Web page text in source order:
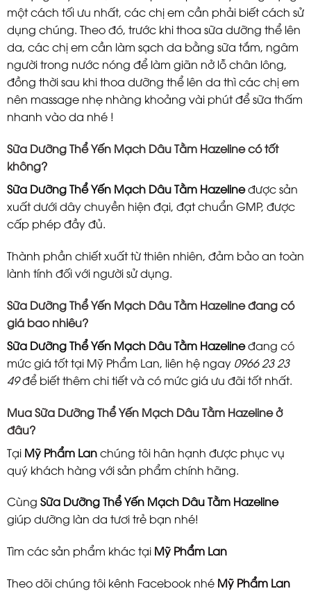
một cách tối ưu nhất, các chị em cần phải biết cách sử
dụng chúng. Theo đó, trước khi thoa sữa dưỡng thể lên
da, các chị em cần làm sạch da bằng sữa tắm, ngâm
người trong nước nóng để làm giãn nở lỗ chân lông,
đồng thời sau khi thoa dưỡng thể lên da thì các chị em
nên massage nhẹ nhàng khoảng vài phút để sữa thấm
nhanh vào da nhé !
Sữa Dưỡng Thể Yến Mạch Dâu Tằm Hazeline có tốt
không?
Sữa Dưỡng Thể Yến Mạch Dâu Tằm Hazelineđược sản
xuất dưới dây chuyền hiện đại, đạt chuẩn GMP, được
cấp phép đầy đủ.
Thành phần chiết xuất từ thiên nhiên, đảm bảo an toàn
lành tính đối với người sử dụng.
Sữa Dưỡng Thể Yến Mạch Dâu Tằm Hazeline đang có
giá bao nhiêu?
Sữa Dưỡng Thể Yến Mạch Dâu Tằm Hazelineđang có
mức giá tốt tại Mỹ Phẩm Lan, liên hệ ngay 0966 23 23
49để biết thêm chi tiết và có mức giá ưu đãi tốt nhất.
Mua Sữa Dưỡng Thể Yến Mạch Dâu Tằm Hazeline ở
đâu?
Tại Mỹ Phẩm Lanchúng tôi hân hạnh được phục vụ
quý khách hàng với sản phẩm chính hãng.
Cùng Sữa Dưỡng Thể Yến Mạch Dâu Tằm Hazeline
giúp dưỡng làn da tươi trẻ bạn nhé!
Tìm các sản phẩm khác tại Mỹ Phẩm Lan
Theo dõi chúng tôi kênh Facebook nhé Mỹ Phẩm Lan